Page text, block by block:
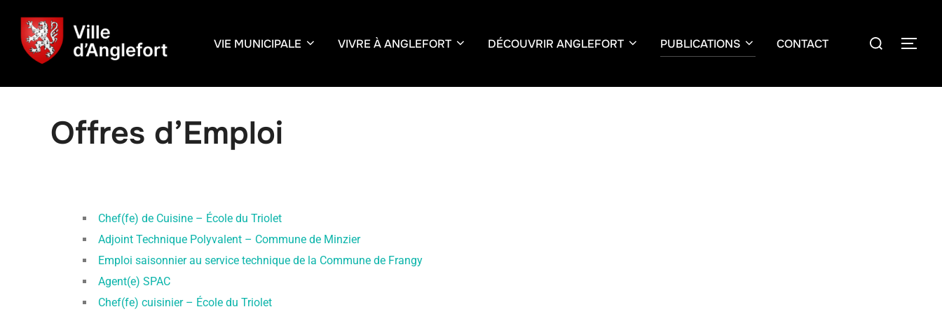
VIE MUNICIPALE VIVRE À ANGLEFORT DÉCOUVRIR ANGLEFORT PUBLICATIONS CONTACT
Offres d’Emploi
Chef(fe) de Cuisine – École du Triolet
Adjoint Technique Polyvalent – Commune de Minzier
Emploi saisonnier au service technique de la Commune de Frangy
Agent(e) SPAC
Chef(fe) cuisinier – École du Triolet